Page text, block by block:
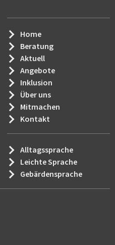
Home
Beratung
Aktuell
Angebote
Inklusion
Über uns
Mitmachen
Kontakt
Alltagssprache
Leichte Sprache
Gebärdensprache